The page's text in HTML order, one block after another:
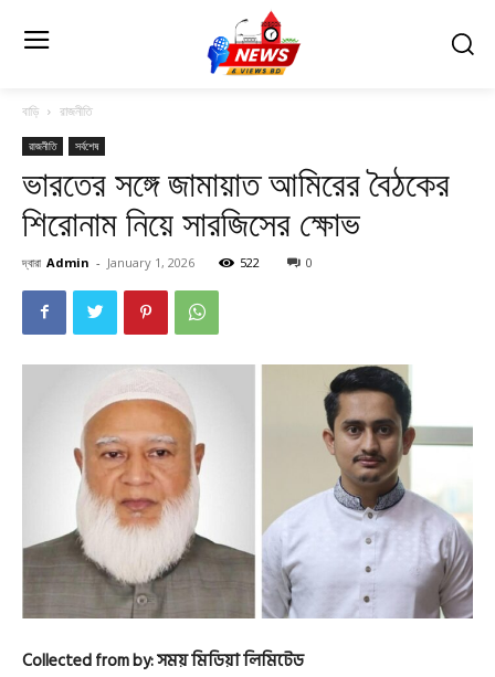
বাড়ি রাজনীতি
রাজনীতি সর্বশেষ
ভারতের সঙ্গে জামায়াত আমিরের বৈঠকের
শিরোনাম নিয়ে সারজিসের ক্ষোভ
দ্বারা Admin - January 1, 2026 522 0
Collected from by: সময় মিডিয়া লিমিটেড